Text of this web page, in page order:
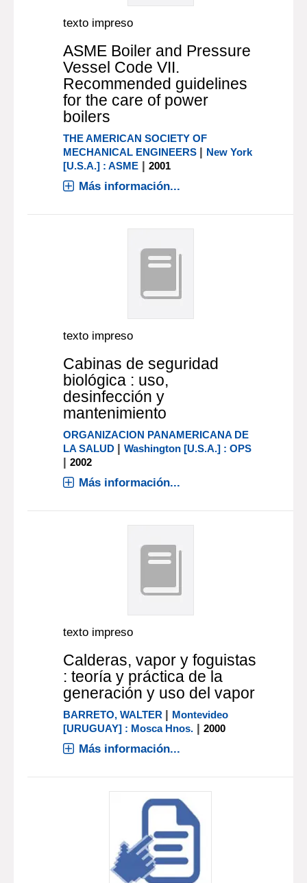
texto impreso
ASME Boiler and Pressure
Vessel Code VII.
Recommended guidelines
for the care of power
boilers
THE AMERICAN SOCIETY OF
MECHANICAL ENGINEERS | New York
[U.S.A.] : ASME |2001
Más información...
texto impreso
Cabinas de seguridad
biológica : uso,
desinfección y
mantenimiento
ORGANIZACION PANAMERICANA DE
LA SALUD |Washington [U.S.A.] : OPS
|2002
Más información...
texto impreso
Calderas, vapor y foguistas
: teoría y práctica de la
generación y uso del vapor
BARRETO, WALTER | Montevideo
[URUGUAY] : Mosca Hnos. |2000
Más información...